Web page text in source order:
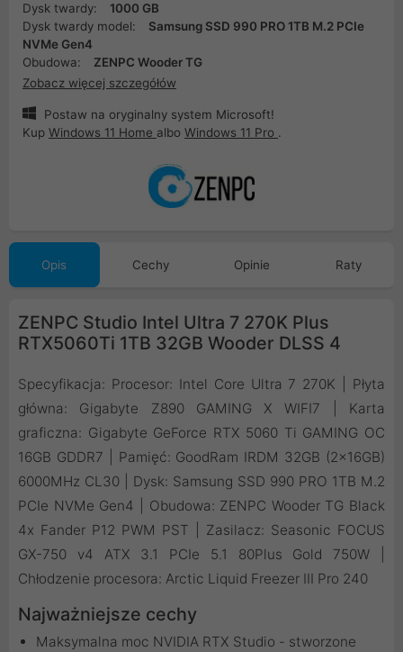
Dysk twardy:
1000 GB
Dysk twardy model:
Samsung SSD 990 PRO 1TB M.2 PCIe
NVMe Gen4
Obudowa:
ZENPC Wooder TG
Zobacz więcej szczegółów
Postaw na oryginalny system Microsoft!
Kup Windows 11 Home albo Windows 11 Pro .
Opis Cechy Opinie Raty
ZENPC Studio Intel Ultra 7 270K Plus
RTX5060Ti 1TB 32GB Wooder DLSS 4
Specyfikacja: Procesor: Intel Core Ultra 7 270K | Płyta
główna: Gigabyte Z890 GAMING X WIFI7 | Karta
graficzna: Gigabyte GeForce RTX 5060 Ti GAMING OC
16GB GDDR7 | Pamięć: GoodRam IRDM 32GB (2x16GB)
6000MHz CL30 | Dysk: Samsung SSD 990 PRO 1TB M.2
PCIe NVMe Gen4 | Obudowa: ZENPC Wooder TG Black
4x Fander P12 PWM PST | Zasilacz: Seasonic FOCUS
GX-750 v4 ATX 3.1 PCIe 5.1 80Plus Gold 750W |
Chłodzenie procesora: Arctic Liquid Freezer III Pro 240
Najważniejsze cechy
Maksymalna moc NVIDIA RTX Studio - stworzone